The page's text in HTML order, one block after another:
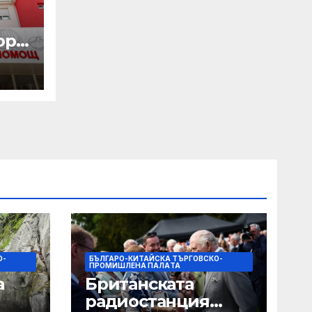
с
БЪЛГАРО-КИТАЙСКА ТЪРГОВСКО-
ПРОМИШЛЕНА ПАЛAТА
Британската
радиостанция